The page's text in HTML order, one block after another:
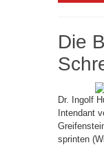
Die
Dr. Ingolf
Intendant
sprinten